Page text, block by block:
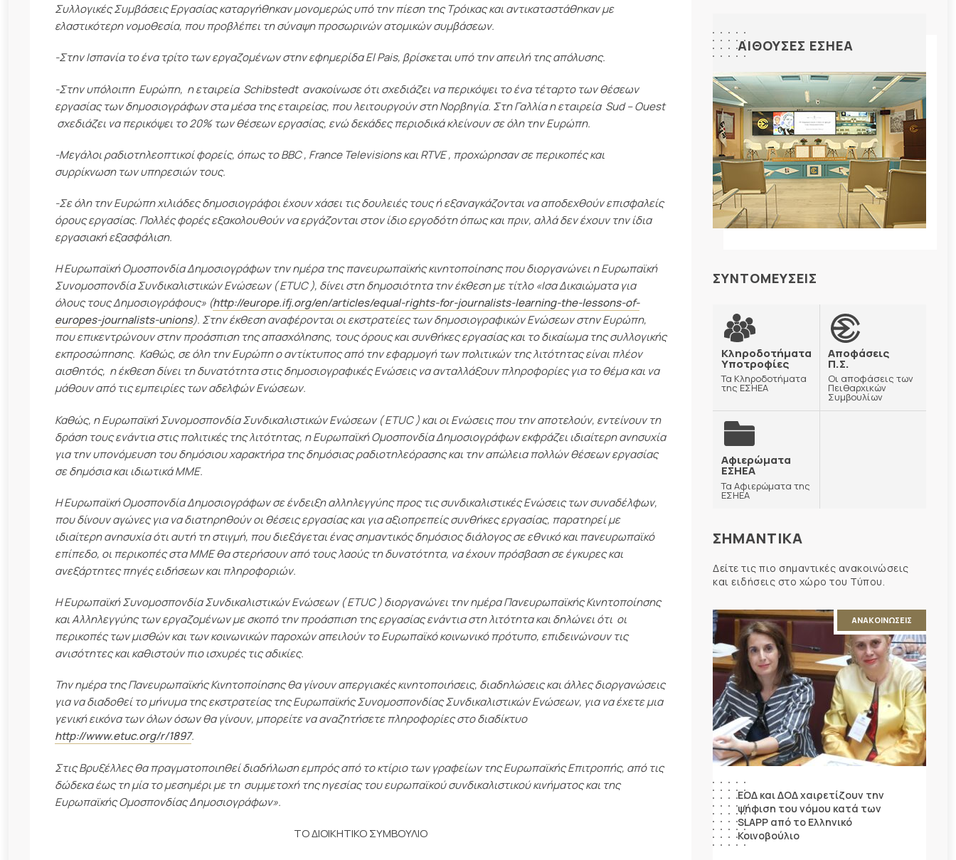
Συλλογικές Συμβάσεις Εργασίας καταργήθηκαν μονομερώς υπό την πίεση της Τρόικας και αντικαταστάθηκαν με
ελαστικότερη νομοθεσία, που προβλέπει τη σύναψη προσωρινών ατομικών συμβάσεων.
-Στην Ισπανία το ένα τρίτο των εργαζομένων στην εφημερίδα El Pais, βρίσκεται υπό την απειλή της απόλυσης.
-Στην υπόλοιπη Ευρώπη, η εταιρεία  Schibstedt  ανακοίνωσε ότι σχεδιάζει να περικόψει το ένα τέταρτο των θέσεων
εργασίας των δημοσιογράφων στα μέσα της εταιρείας, που λειτουργούν στη Νορβηγία. Στη Γαλλία η εταιρεία  Sud – Ouest
 σχεδιάζει να περικόψει το 20% των θέσεων εργασίας, ενώ δεκάδες περιοδικά κλείνουν σε όλη την Ευρώπη.
-Μεγάλοι ραδιοτηλεοπτικοί φορείς, όπως το BBC , France Televisions και RTVE , προχώρησαν σε περικοπές και
συρρίκνωση των υπηρεσιών τους.
-Σε όλη την Ευρώπη χιλιάδες δημοσιογράφοι έχουν χάσει τις δουλειές τους ή εξαναγκάζονται να αποδεχθούν επισφαλείς
όρους εργασίας. Πολλές φορές εξακολουθούν να εργάζονται στον ίδιο εργοδότη όπως και πριν, αλλά δεν έχουν την ίδια
εργασιακή εξασφάλιση.
Η Ευρωπαϊκή Ομοσπονδία Δημοσιογράφων την ημέρα της πανευρωπαϊκής κινητοποίησης που διοργανώνει η Ευρωπαϊκή
Συνομοσπονδία Συνδικαλιστικών Ενώσεων ( ETUC ), δίνει στη δημοσιότητα την έκθεση με τίτλο «Ισα Δικαιώματα για
όλους τους Δημοσιογράφους» (http://europe.ifj.org/en/articles/equal-rights-for-journalists-learning-the-lessons-of-
europes-journalists-unions). Στην έκθεση αναφέρονται οι εκστρατείες των δημοσιογραφικών Ενώσεων στην Ευρώπη,
που επικεντρώνουν στην προάσπιση της απασχόλησης, τους όρους και συνθήκες εργασίας και το δικαίωμα της συλλογικής
εκπροσώπησης. Καθώς, σε όλη την Ευρώπη ο αντίκτυπος από την εφαρμογή των πολιτικών της λιτότητας είναι πλέον
αισθητός, η έκθεση δίνει τη δυνατότητα στις δημοσιογραφικές Ενώσεις να ανταλλάξουν πληροφορίες για το θέμα και να
μάθουν από τις εμπειρίες των αδελφών Ενώσεων.
Καθώς, η Ευρωπαϊκή Συνομοσπονδία Συνδικαλιστικών Ενώσεων ( ETUC ) και οι Ενώσεις που την αποτελούν, εντείνουν τη
δράση τους ενάντια στις πολιτικές της λιτότητας, η Ευρωπαϊκή Ομοσπονδία Δημοσιογράφων εκφράζει ιδιαίτερη ανησυχία
για την υπονόμευση του δημόσιου χαρακτήρα της δημόσιας ραδιοτηλεόρασης και την απώλεια πολλών θέσεων εργασίας
σε δημόσια και ιδιωτικά ΜΜΕ.
Η Ευρωπαϊκή Ομοσπονδία Δημοσιογράφων σε ένδειξη αλληλεγγύης προς τις συνδικαλιστικές Ενώσεις των συναδέλφων,
που δίνουν αγώνες για να διατηρηθούν οι θέσεις εργασίας και για αξιοπρεπείς συνθήκες εργασίας, παρατηρεί με
ιδιαίτερη ανησυχία ότι αυτή τη στιγμή, που διεξάγεται ένας σημαντικός δημόσιος διάλογος σε εθνικό και πανευρωπαϊκό
επίπεδο, οι περικοπές στα ΜΜΕ θα στερήσουν από τους λαούς τη δυνατότητα, να έχουν πρόσβαση σε έγκυρες και
ανεξάρτητες πηγές ειδήσεων και πληροφοριών.
Η Ευρωπαϊκή Συνομοσπονδία Συνδικαλιστικών Ενώσεων ( ETUC ) διοργανώνει την ημέρα Πανευρωπαϊκής Κινητοποίησης
και Αλληλεγγύης των εργαζομένων με σκοπό την προάσπιση της εργασίας ενάντια στη λιτότητα και δηλώνει ότι οι
περικοπές των μισθών και των κοινωνικών παροχών απειλούν το Ευρωπαϊκό κοινωνικό πρότυπο, επιδεινώνουν τις
ανισότητες και καθιστούν πιο ισχυρές τις αδικίες.
Την ημέρα της Πανευρωπαϊκής Κινητοποίησης θα γίνουν απεργιακές κινητοποιήσεις, διαδηλώσεις και άλλες διοργανώσεις
για να διαδοθεί το μήνυμα της εκστρατείας της Ευρωπαϊκής Συνομοσπονδίας Συνδικαλιστικών Ενώσεων, για να έχετε μια
γενική εικόνα των όλων όσων θα γίνουν, μπορείτε να αναζητήσετε πληροφορίες στο διαδίκτυο
http://www.etuc.org/r/1897.
Στις Βρυξέλλες θα πραγματοποιηθεί διαδήλωση εμπρός από το κτίριο των γραφείων της Ευρωπαϊκής Επιτροπής, από τις
δώδεκα έως τη μία το μεσημέρι με τη συμμετοχή της ηγεσίας του ευρωπαϊκού συνδικαλιστικού κινήματος και της
Ευρωπαϊκής Ομοσπονδίας Δημοσιογράφων».
ΤΟ ΔΙΟΙΚΗΤΙΚΟ ΣΥΜΒΟΥΛΙΟ
ΑΙΘΟΥΣΕΣ ΕΣΗΕΑ
ΣΥΝΤΟΜΕΥΣΕΙΣ
Κληροδοτήματα
Υποτροφίες
Τα Κληροδοτήματα
της ΕΣΗΕΑ
Αποφάσεις
Π.Σ.
Οι αποφάσεις των
Πειθαρχικών
Συμβουλίων
Αφιερώματα
ΕΣΗΕΑ
Τα Αφιερώματα της
ΕΣΗΕΑ
ΣΗΜΑΝΤΙΚΑ
Δείτε τις πιο σημαντικές ανακοινώσεις
και ειδήσεις στο χώρο του Τύπου.
ΑΝΑΚΟΙΝΩΣΕΙΣ
ΕΟΔ και ΔΟΔ χαιρετίζουν την
ψήφιση του νόμου κατά των
SLAPP από το Ελληνικό
Κοινοβούλιο